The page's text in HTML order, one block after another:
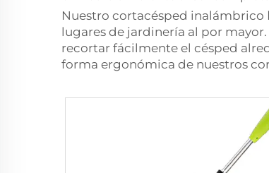
Nuestro cortacésped inalámbrico
lugares de jardinería al por
recortar fácilmente el césped
forma ergonómica de nuestros